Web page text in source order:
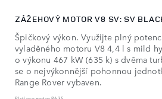
ZÁŽEHOVÝ MOTOR V8 SV: SV
Špičkový výkon. Využijte plný
vyladěného motoru V8 4,4 l s mild
o výkonu 467 kW (635 k) s dvěma
se o nejvýkonnější pohonnou
Range Rover vybaven.